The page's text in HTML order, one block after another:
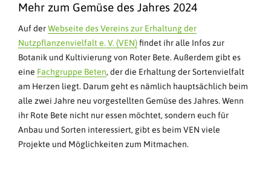
Mehr zum Gemüse des Jahres 2024
Auf derWebseite des Vereins zur Erhaltung der
Nutzpflanzenvielfalt e. V. (VEN)findet ihr alle Infos zur
Botanik und Kultivierung von Roter Bete. Außerdem gibt es
eine Fachgruppe Beten, der die Erhaltung der Sortenvielfalt
am Herzen liegt. Darum geht es nämlich hauptsächlich beim
alle zwei Jahre neu vorgestellten Gemüse des Jahres. Wenn
ihr Rote Bete nicht nur essen möchtet, sondern euch für
Anbau und Sorten interessiert, gibt es beim VEN viele
Projekte und Möglichkeiten zum Mitmachen.